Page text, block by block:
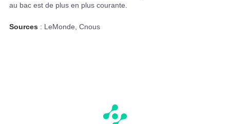
au bac est de plus en plus courante.
Sources : LeMonde, Cnous